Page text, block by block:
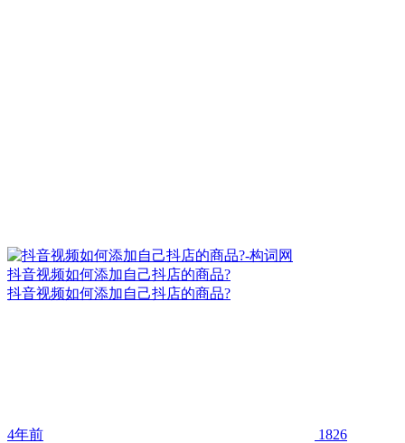
抖音视频如何添加自己抖店的商品?
抖音视频如何添加自己抖店的商品?
4年前 1826